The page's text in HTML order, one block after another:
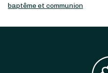
baptême et communion